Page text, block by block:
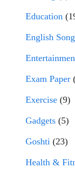
Education
English
Exam Paper
Exercise (9)
Gadgets (5)
Goshti (23)
Health &